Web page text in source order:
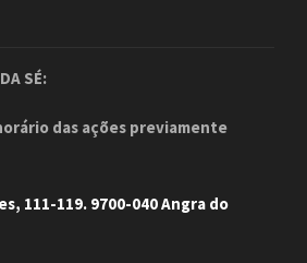
SÉ:
das ações previamente
111-119. 9700-040 Angra do